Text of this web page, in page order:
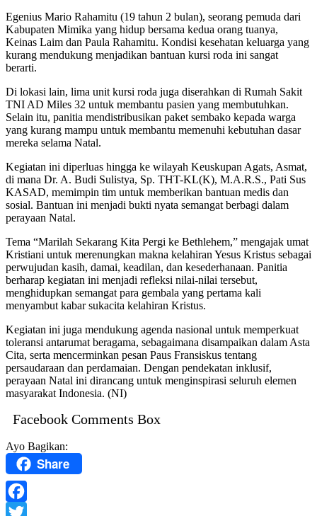
Egenius Mario Rahamitu (19 tahun 2 bulan), seorang pemuda dari
Kabupaten Mimika yang hidup bersama kedua orang tuanya,
Keinas Laim dan Paula Rahamitu. Kondisi kesehatan keluarga yang
kurang mendukung menjadikan bantuan kursi roda ini sangat
berarti.
Di lokasi lain, lima unit kursi roda juga diserahkan di Rumah Sakit
TNI AD Miles 32 untuk membantu pasien yang membutuhkan.
Selain itu, panitia mendistribusikan paket sembako kepada warga
yang kurang mampu untuk membantu memenuhi kebutuhan dasar
mereka selama Natal.
Kegiatan ini diperluas hingga ke wilayah Keuskupan Agats, Asmat,
di mana Dr. A. Budi Sulistya, Sp. THT-KL(K), M.A.R.S., Pati Sus
KASAD, memimpin tim untuk memberikan bantuan medis dan
sosial. Bantuan ini menjadi bukti nyata semangat berbagi dalam
perayaan Natal.
Tema “Marilah Sekarang Kita Pergi ke Bethlehem,” mengajak umat
Kristiani untuk merenungkan makna kelahiran Yesus Kristus sebagai
perwujudan kasih, damai, keadilan, dan kesederhanaan. Panitia
berharap kegiatan ini menjadi refleksi nilai-nilai tersebut,
menghidupkan semangat para gembala yang pertama kali
menyambut kabar sukacita kelahiran Kristus.
Kegiatan ini juga mendukung agenda nasional untuk memperkuat
toleransi antarumat beragama, sebagaimana disampaikan dalam Asta
Cita, serta mencerminkan pesan Paus Fransiskus tentang
persaudaraan dan perdamaian. Dengan pendekatan inklusif,
perayaan Natal ini dirancang untuk menginspirasi seluruh elemen
masyarakat Indonesia. (NI)
Facebook Comments Box
Ayo Bagikan:
Share
Facebook